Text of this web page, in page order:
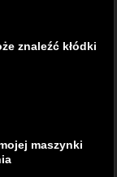
znaleźć kłódki
maszynki